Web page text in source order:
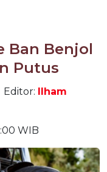
Ban Benjol
Putus
Editor: Ilham
WIB